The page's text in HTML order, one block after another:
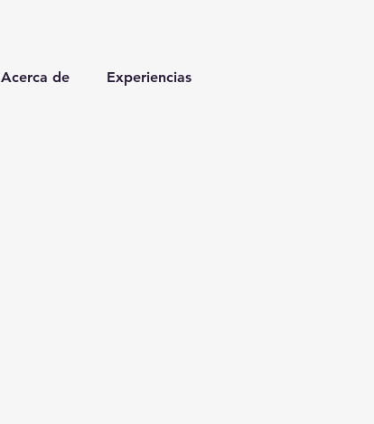
Acerca de Experiencias